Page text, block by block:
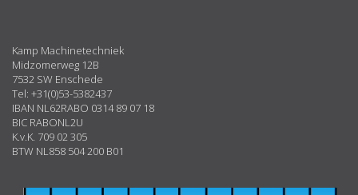
US
Kamp Machinetechniek
Midzomerweg 12B
7532 SW Enschede
Tel: +31(0)53-5382437
IBAN NL62RABO 0314 89 07 18
BIC RABONL2U
K.v.K. 709 02 305
BTW NL858 504 200 B01